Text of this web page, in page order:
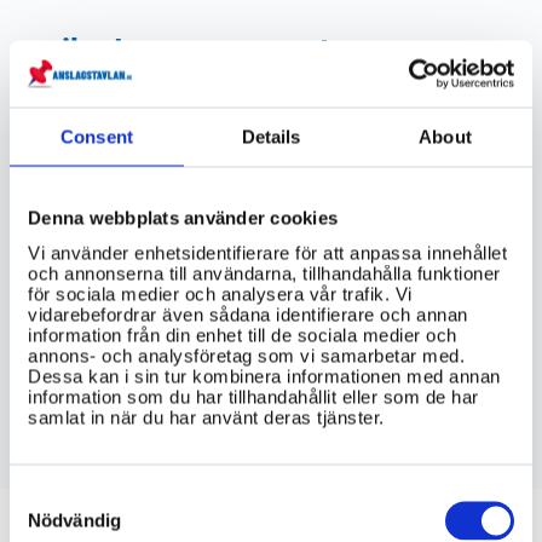
Consent Details About
Denna webbplats använder cookies
Vi använder enhetsidentifierare för att anpassa innehållet
och annonserna till användarna, tillhandahålla funktioner
för sociala medier och analysera vår trafik. Vi
vidarebefordrar även sådana identifierare och annan
information från din enhet till de sociala medier och
annons- och analysföretag som vi samarbetar med.
Dessa kan i sin tur kombinera informationen med annan
information som du har tillhandahållit eller som de har
samlat in när du har använt deras tjänster.
Selection
Nödvändig
riksdagen.se pts.se
VIKTIG INFORMATION
Hur lång tid tar det vanligtvis att flytta
sitt telefonnummer till en ny operatör?
Vad kostar det att flytta sitt
telefonnummer till en ny operatör?
Finns det några begränsningar eller
undantag som gäller
nummerportabilitet i Sverige?